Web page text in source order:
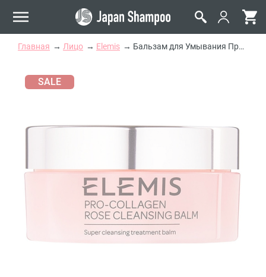
Главная Лицо Elemis Бальзам для Умывания Про-Коллаген Роза Elemis Pro-Collagen Cleansing Rose Balm
SALE